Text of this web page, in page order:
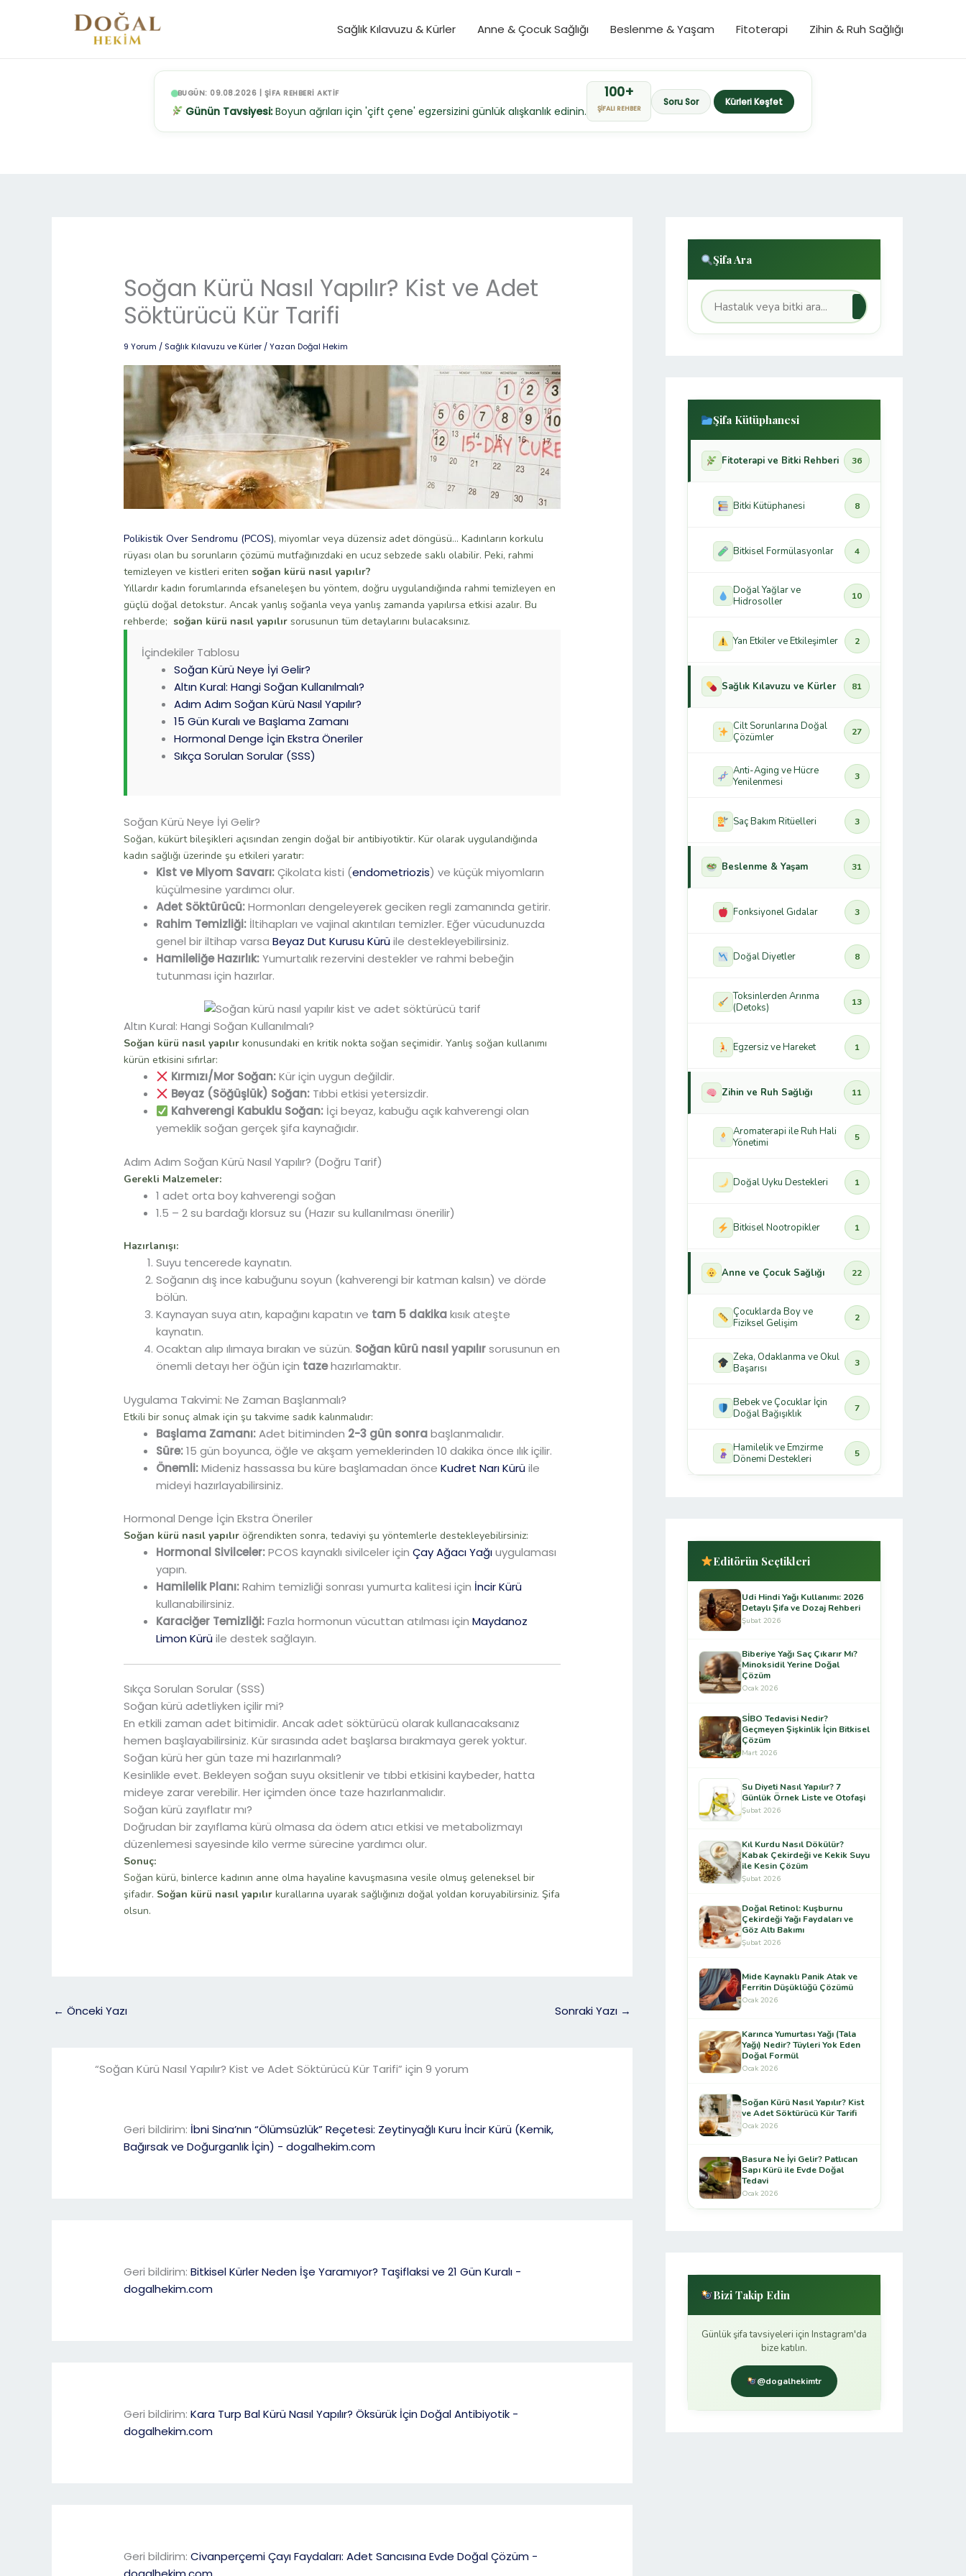
Sağlık Kılavuzu & Kürler Anne & Çocuk Sağlığı Beslenme & Yaşam Fitoterapi Zihin & Ruh Sağlığı
BUGÜN: 09.08.2026 | ŞİFA REHBERİ AKTİF
Günün Tavsiyesi: Boyun ağrıları için 'çift çene' egzersizini günlük alışkanlık edinin.
100+
ŞİFALI REHBER
Soru Sor Kürleri Keşfet
Soğan Kürü Nasıl Yapılır? Kist ve Adet
Söktürücü Kür Tarifi
9 Yorum / Sağlık Kılavuzu ve Kürler / Yazan Doğal Hekim
Polikistik Over Sendromu (PCOS), miyomlar veya düzensiz adet döngüsü… Kadınların korkulu
rüyası olan bu sorunların çözümü mutfağınızdaki en ucuz sebzede saklı olabilir. Peki, rahmi
temizleyen ve kistleri eriten soğan kürü nasıl yapılır?
Yıllardır kadın forumlarında efsaneleşen bu yöntem, doğru uygulandığında rahmi temizleyen en
güçlü doğal detokstur. Ancak yanlış soğanla veya yanlış zamanda yapılırsa etkisi azalır. Bu
rehberde; soğan kürü nasıl yapılır sorusunun tüm detaylarını bulacaksınız.
İçindekiler Tablosu
Soğan Kürü Neye İyi Gelir?
Altın Kural: Hangi Soğan Kullanılmalı?
Adım Adım Soğan Kürü Nasıl Yapılır?
15 Gün Kuralı ve Başlama Zamanı
Hormonal Denge İçin Ekstra Öneriler
Sıkça Sorulan Sorular (SSS)
Soğan Kürü Neye İyi Gelir?
Soğan, kükürt bileşikleri açısından zengin doğal bir antibiyotiktir. Kür olarak uygulandığında
kadın sağlığı üzerinde şu etkileri yaratır:
Kist ve Miyom Savarı:Çikolata kisti (endometriozis) ve küçük miyomların
küçülmesine yardımcı olur.
Adet Söktürücü:Hormonları dengeleyerek geciken regli zamanında getirir.
Rahim Temizliği: İltihapları ve vajinal akıntıları temizler. Eğer vücudunuzda
genel bir iltihap varsaBeyaz Dut Kurusu Kürüile destekleyebilirsiniz.
Hamileliğe Hazırlık:Yumurtalık rezervini destekler ve rahmi bebeğin
tutunması için hazırlar.
Altın Kural: Hangi Soğan Kullanılmalı?
Soğan kürü nasıl yapılır konusundaki en kritik nokta soğan seçimidir. Yanlış soğan kullanımı
kürün etkisini sıfırlar:
Kırmızı/Mor Soğan:Kür için uygun değildir.
Beyaz (Söğüşlük) Soğan: Tıbbi etkisi yetersizdir.
Kahverengi Kabuklu Soğan: İçi beyaz, kabuğu açık kahverengi olan
yemeklik soğan gerçek şifa kaynağıdır.
Adım Adım Soğan Kürü Nasıl Yapılır? (Doğru Tarif)
Gerekli Malzemeler:
1 adet orta boy kahverengi soğan
1.5 – 2 su bardağı klorsuz su (Hazır su kullanılması önerilir)
Hazırlanışı:
Suyu tencerede kaynatın.
Soğanın dış ince kabuğunu soyun (kahverengi bir katman kalsın) ve dörde
bölün.
Kaynayan suya atın, kapağını kapatın ve tam 5 dakikakısık ateşte
kaynatın.
Ocaktan alıp ılımaya bırakın ve süzün. Soğan kürü nasıl yapılırsorusunun en
önemli detayı her öğün için tazehazırlamaktır.
Uygulama Takvimi: Ne Zaman Başlanmalı?
Etkili bir sonuç almak için şu takvime sadık kalınmalıdır:
Başlama Zamanı:Adet bitiminden 2-3 gün sonrabaşlanmalıdır.
Süre:15 gün boyunca, öğle ve akşam yemeklerinden 10 dakika önce ılık içilir.
Önemli:Mideniz hassassa bu küre başlamadan önceKudret Narı Kürüile
mideyi hazırlayabilirsiniz.
Hormonal Denge İçin Ekstra Öneriler
Soğan kürü nasıl yapılır öğrendikten sonra, tedaviyi şu yöntemlerle destekleyebilirsiniz:
Hormonal Sivilceler:PCOS kaynaklı sivilceler içinÇay Ağacı Yağıuygulaması
yapın.
Hamilelik Planı:Rahim temizliği sonrası yumurta kalitesi için İncir Kürü
kullanabilirsiniz.
Karaciğer Temizliği:Fazla hormonun vücuttan atılması içinMaydanoz
Limon Kürüile destek sağlayın.
Sıkça Sorulan Sorular (SSS)
Soğan kürü adetliyken içilir mi?
En etkili zaman adet bitimidir. Ancak adet söktürücü olarak kullanacaksanız
hemen başlayabilirsiniz. Kür sırasında adet başlarsa bırakmaya gerek yoktur.
Soğan kürü her gün taze mi hazırlanmalı?
Kesinlikle evet. Bekleyen soğan suyu oksitlenir ve tıbbi etkisini kaybeder, hatta
mideye zarar verebilir. Her içimden önce taze hazırlanmalıdır.
Soğan kürü zayıflatır mı?
Doğrudan bir zayıflama kürü olmasa da ödem atıcı etkisi ve metabolizmayı
düzenlemesi sayesinde kilo verme sürecine yardımcı olur.
Sonuç:
Soğan kürü, binlerce kadının anne olma hayaline kavuşmasına vesile olmuş geleneksel bir
şifadır. Soğan kürü nasıl yapılır kurallarına uyarak sağlığınızı doğal yoldan koruyabilirsiniz. Şifa
olsun.
← Önceki Yazı Sonraki Yazı →
“Soğan Kürü Nasıl Yapılır? Kist ve Adet Söktürücü Kür Tarifi” için 9 yorum
Geri bildirim: İbni Sina’nın “Ölümsüzlük” Reçetesi: Zeytinyağlı Kuru İncir Kürü (Kemik,
Bağırsak ve Doğurganlık İçin) - dogalhekim.com
Geri bildirim:Bitkisel Kürler Neden İşe Yaramıyor? Taşiflaksi ve 21 Gün Kuralı -
dogalhekim.com
Geri bildirim:Kara Turp Bal Kürü Nasıl Yapılır? Öksürük İçin Doğal Antibiyotik -
dogalhekim.com
Geri bildirim:Civanperçemi Çayı Faydaları: Adet Sancısına Evde Doğal Çözüm -
Şifa Ara
→
Şifa Kütüphanesi
Fitoterapi ve Bitki Rehberi 36
Bitki Kütüphanesi 8
Bitkisel Formülasyonlar 4
Doğal Yağlar ve
Hidrosoller
10
Yan Etkiler ve Etkileşimler 2
Sağlık Kılavuzu ve Kürler 81
Cilt Sorunlarına Doğal
Çözümler
27
Anti-Aging ve Hücre
Yenilenmesi
3
Saç Bakım Ritüelleri 3
Beslenme & Yaşam 31
Fonksiyonel Gıdalar 3
Doğal Diyetler 8
Toksinlerden Arınma
(Detoks)
13
Egzersiz ve Hareket 1
Zihin ve Ruh Sağlığı 11
Aromaterapi ile Ruh Hali
Yönetimi
5
Doğal Uyku Destekleri 1
Bitkisel Nootropikler 1
Anne ve Çocuk Sağlığı 22
Çocuklarda Boy ve
Fiziksel Gelişim
2
Zeka, Odaklanma ve Okul
Başarısı
3
Bebek ve Çocuklar İçin
Doğal Bağışıklık
7
Hamilelik ve Emzirme
Dönemi Destekleri
5
Editörün Seçtikleri
Udi Hindi Yağı Kullanımı: 2026
Detaylı Şifa ve Dozaj Rehberi
Şubat 2026
Biberiye Yağı Saç Çıkarır Mı?
Minoksidil Yerine Doğal
Çözüm
Ocak 2026
SİBO Tedavisi Nedir?
Geçmeyen Şişkinlik İçin Bitkisel
Çözüm
Mart 2026
Su Diyeti Nasıl Yapılır? 7
Günlük Örnek Liste ve Otofaşi
Şubat 2026
Kıl Kurdu Nasıl Dökülür?
Kabak Çekirdeği ve Kekik Suyu
ile Kesin Çözüm
Şubat 2026
Doğal Retinol: Kuşburnu
Çekirdeği Yağı Faydaları ve
Göz Altı Bakımı
Şubat 2026
Mide Kaynaklı Panik Atak ve
Ferritin Düşüklüğü Çözümü
Ocak 2026
Karınca Yumurtası Yağı (Tala
Yağı) Nedir? Tüyleri Yok Eden
Doğal Formül
Ocak 2026
Soğan Kürü Nasıl Yapılır? Kist
ve Adet Söktürücü Kür Tarifi
Ocak 2026
Basura Ne İyi Gelir? Patlıcan
Sapı Kürü ile Evde Doğal
Tedavi
Ocak 2026
Bizi Takip Edin
Günlük şifa tavsiyeleri için Instagram'da
bize katılın.
@dogalhekimtr